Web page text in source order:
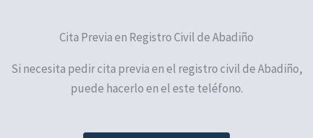
Cita Previa en Registro Civil de Abadiño
Si necesita pedir cita previa en el registro civil de Abadiño,
puede hacerlo en el este teléfono.